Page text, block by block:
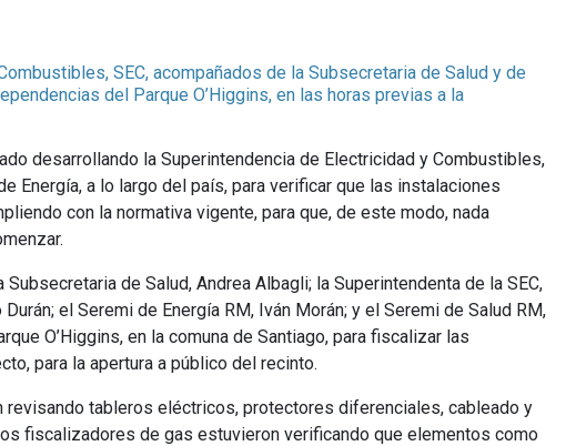
SEC, acompañados de la Subsecretaria de Salud y de
del Parque O’Higgins, en las horas previas a la
desarrollando la Superintendencia de Electricidad y Combustibles,
Energía, a lo largo del país, para verificar que las instalaciones
con la normativa vigente, para que, de este modo, nada
de Salud, Andrea Albagli; la Superintendenta de la SEC,
el Seremi de Energía RM, Iván Morán; y el Seremi de Salud RM,
O’Higgins, en la comuna de Santiago, para fiscalizar las
para la apertura a público del recinto.
tableros eléctricos, protectores diferenciales, cableado y
fiscalizadores de gas estuvieron verificando que elementos como